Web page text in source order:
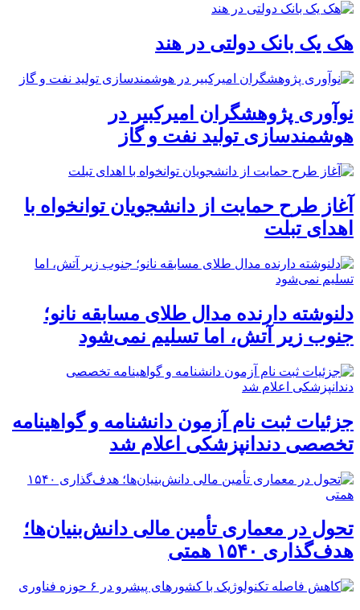
هک یک بانک دولتی در هند
نوآوری پژوهشگران امیرکبیر در
هوشمندسازی تولید نفت و گاز
آغاز طرح حمایت از دانشجویان توانخواه با
اهدای تبلت
دلنوشته دارنده مدال طلای مسابقه نانو؛
جنوب زیر آتش، اما تسلیم نمی‌شود
جزئیات ثبت نام آزمون دانشنامه و گواهینامه
تخصصی دندانپزشکی اعلام شد
تحول در معماری تأمین مالی دانش‌بنیان‌ها؛
هدف‌گذاری ۱۵۴۰ همتی